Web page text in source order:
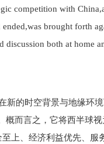
competition with
brought forth
discussion both at home
的时空背景与地缘环
而言之，它将西半球
上、经济利益优先、服